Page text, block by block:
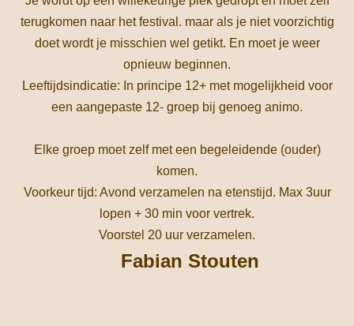
terugkomen naar het festival. maar als je niet voorzichtig
doet wordt je misschien wel getikt. En moet je weer
opnieuw beginnen.
Leeftijdsindicatie: In principe 12+ met mogelijkheid voor
een aangepaste 12- groep bij genoeg animo.
Elke groep moet zelf met een begeleidende (ouder)
komen.
Voorkeur tijd: Avond verzamelen na etenstijd. Max 3uur
lopen + 30 min voor vertrek.
Voorstel 20 uur verzamelen.
Fabian Stouten